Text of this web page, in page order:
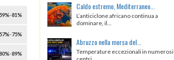
59%-81%
57%-75%
-89%
Caldo estremo, Mediterraneo...
L’anticiclone africano continua a
dominare, il...
Abruzzo nella morsa del...
Temperature eccezionali in numerosi